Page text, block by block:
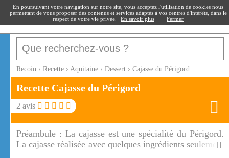
recoin.fr
Recoin › Recette › Aquitaine › Dessert › Cajasse du Périgord
Recette Cajasse du Périgord
2 avis
Préambule : La cajasse est une spécialité du Périgord.
La cajasse réalisée avec quelques ingrédients seulement
En poursuivant votre navigation sur notre site, vous acceptez l'utilisation de cookies nous
permettant de vous proposer des contenus et services adaptés à vos centres d'intérêts, dans le
respect de votre vie privée.
En savoir plus Fermer